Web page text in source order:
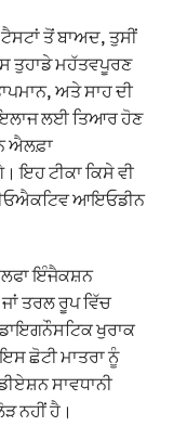
ਤੋਂ ਬਾਅਦ, ਤੁਸੀਂ
ਤੁਹਾਡੇ ਮਹੱਤਵਪੂਰਣ
ਅਤੇ ਸਾਹ ਦੀ
ਇਲਾਜ ਲਈ ਤਿਆਰ ਹੋਣ
ਐਲਫ਼ਾ
ਇਹ ਟੀਕਾ ਕਿਸੇ ਵੀ
ਆਇਓਡੀਨ
ਇੰਜੈਕਸ਼ਨ
ਤਰਲ ਰੂਪ ਵਿੱਚ
ਖੁਰਾਕ
ਛੋਟੀ ਮਾਤਰਾ ਨੂੰ
ਸਾਵਧਾਨੀ
ਨਹੀਂ ਹੈ।